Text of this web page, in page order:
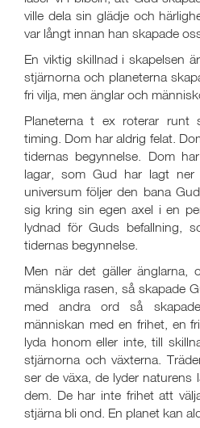
ville dela sin glädje och
var långt innan han skapade
En viktig skillnad i skapelsen
stjärnorna och planeterna
fri vilja, men änglar och
Planeterna t ex roterar runt
timing. Dom har aldrig felat.
tidernas begynnelse. Dom
lagar, som Gud har lagt
universum följer den bana
sig kring sin egen axel i en
lydnad för Guds befallning,
tidernas begynnelse.
Men när det gäller änglarna,
mänskliga rasen, så skapade
med andra ord så
människan med en frihet, en
lyda honom eller inte, till
stjärnorna och växterna.
ser de växa, de lyder naturens
dem. De har inte frihet att
stjärna bli ond. En planet kan